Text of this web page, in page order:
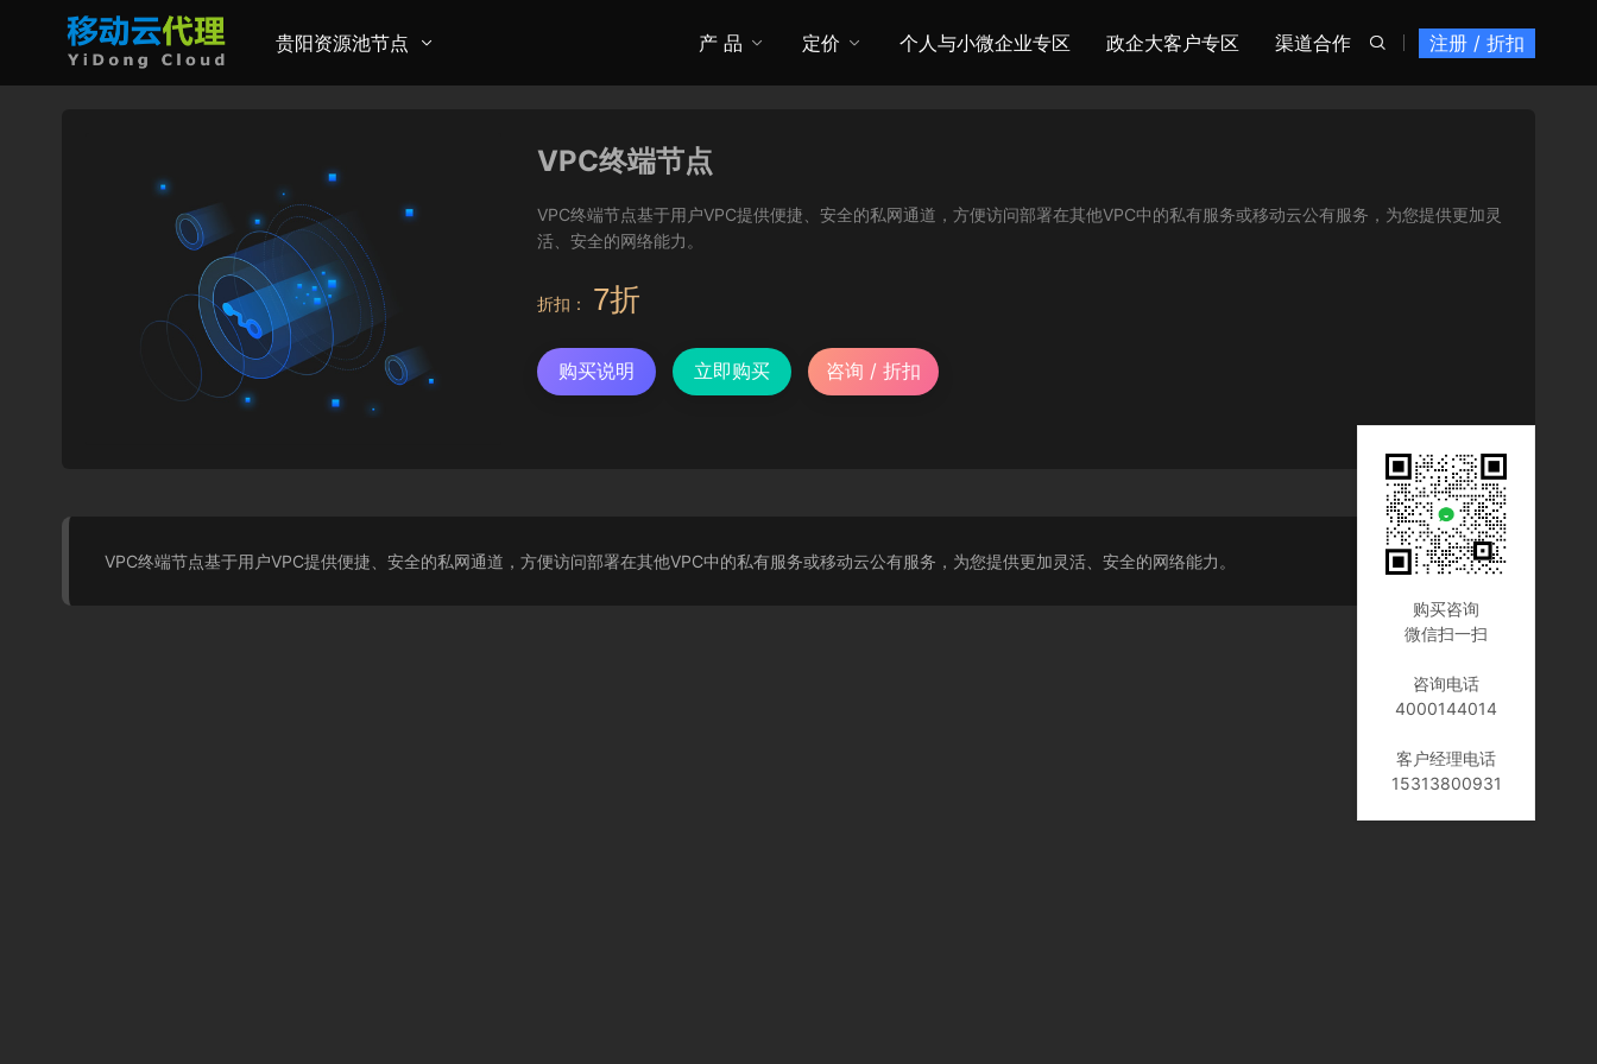
贵阳资源池节点 注册 / 折扣

产 品 定价 个人与小微企业专区 政企大客户专区 渠道合作
VPC终端节点
VPC终端节点基于用户VPC提供便捷、安全的私网通道，方便访问部署在其他VPC中的私有服务或移动云公有服务，为您提供更加灵
活、安全的网络能力。
折扣： 7折
购买说明 立即购买 咨询 / 折扣
VPC终端节点基于用户VPC提供便捷、安全的私网通道，方便访问部署在其他VPC中的私有服务或移动云公有服务，为您提供更加灵活、安全的网络能力。
购买咨询
微信扫一扫
咨询电话
4000144014
客户经理电话
15313800931